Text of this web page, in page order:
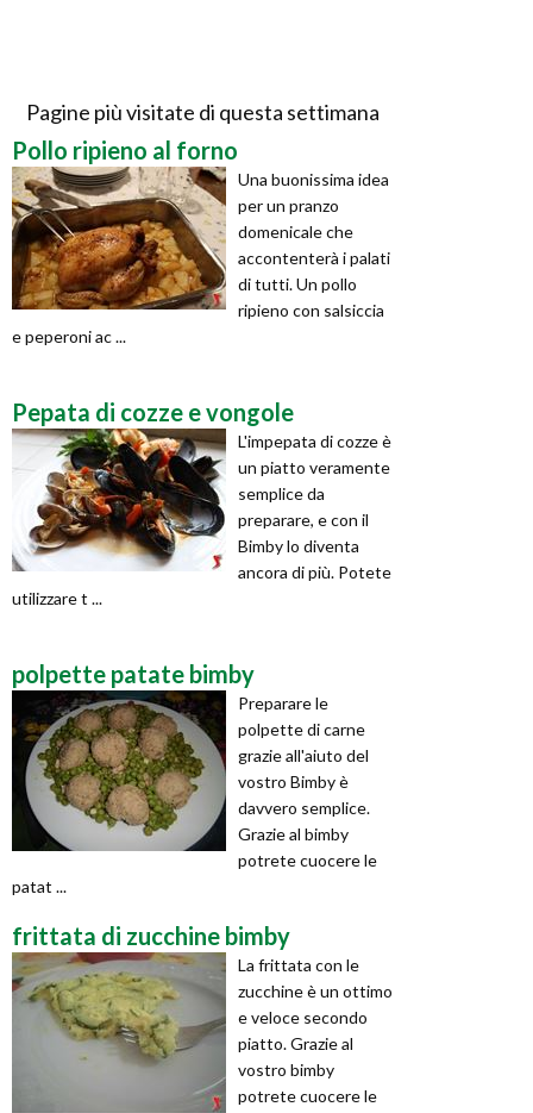
Pagine più visitate di questa settimana
Pollo ripieno al forno
Una buonissima idea
per un pranzo
domenicale che
accontenterà i palati
di tutti. Un pollo
ripieno con salsiccia
e peperoni ac ...
Pepata di cozze e vongole
L'impepata di cozze è
un piatto veramente
semplice da
preparare, e con il
Bimby lo diventa
ancora di più. Potete
utilizzare t ...
polpette patate bimby
Preparare le
polpette di carne
grazie all'aiuto del
vostro Bimby è
davvero semplice.
Grazie al bimby
potrete cuocere le
patat ...
frittata di zucchine bimby
La frittata con le
zucchine è un ottimo
e veloce secondo
piatto. Grazie al
vostro bimby
potrete cuocere le